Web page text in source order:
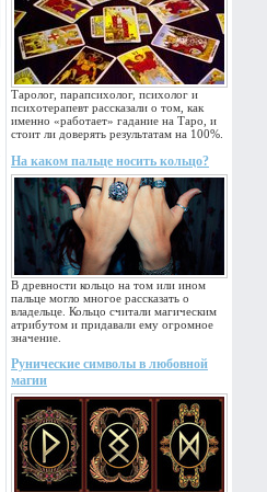
Таролог, парапсихолог, психолог и
психотерапевт рассказали о том, как
именно «работает» гадание на Таро, и
стоит ли доверять результатам на 100%.
На каком пальце носить кольцо?
В древности кольцо на том или ином
пальце могло многое рассказать о
владельце. Кольцо считали магическим
атрибутом и придавали ему огромное
значение.
Рунические символы в любовной
магии